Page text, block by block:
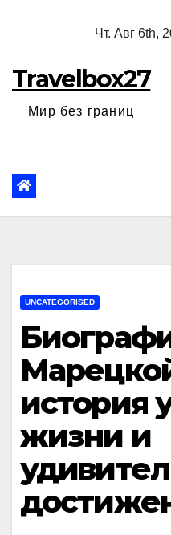
Чт. Авг 6th,
Travelbox27
Мир без границ
UNCATEGORISED
история
жизни и